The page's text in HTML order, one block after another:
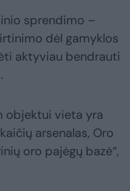
sprendimo –
dėl gamyklos
aktyviau bendrauti
objektui vieta yra
arsenalas, Oro
oro pajėgų bazė“,